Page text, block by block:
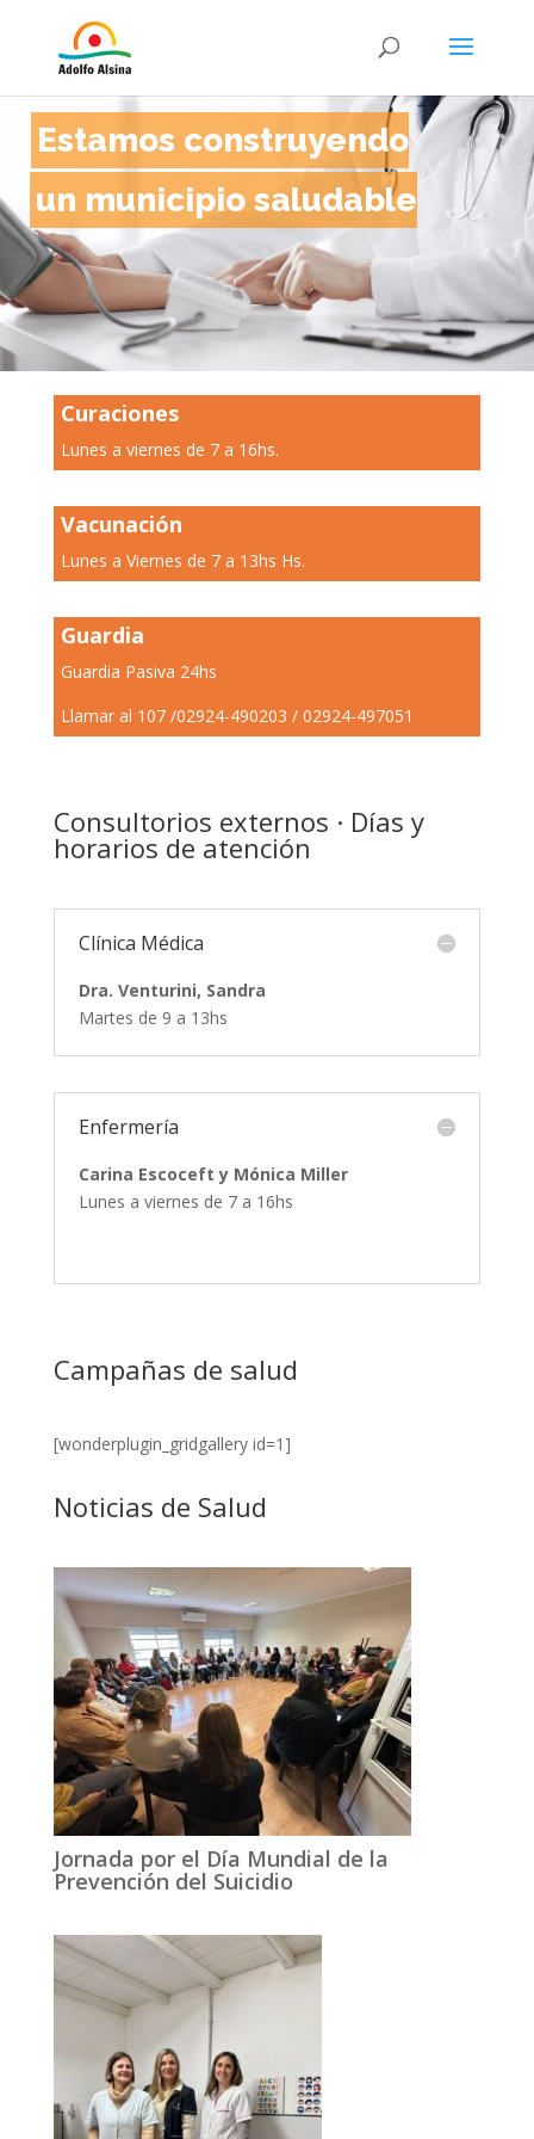
Estamos construyendo
un municipio saludable
Curaciones
Lunes a viernes de 7 a 16hs.
Vacunación
Lunes a Viernes de 7 a 13hs Hs.
Guardia
Guardia Pasiva 24hs
Llamar al 107 /02924-490203 / 02924-497051
Consultorios externos · Días y
horarios de atención
Clínica Médica
Dra. Venturini, Sandra
Martes de 9 a 13hs
Enfermería
Carina Escoceft y Mónica Miller
Lunes a viernes de 7 a 16hs
Campañas de salud
[wonderplugin_gridgallery id=1]
Noticias de Salud
Jornada por el Día Mundial de la
Prevención del Suicidio